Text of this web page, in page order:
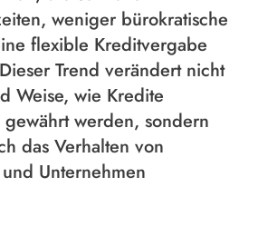
weniger bürokratische
flexible Kreditvergabe
Trend verändert nicht
Weise, wie Kredite
werden, sondern
das Verhalten von
Unternehmen